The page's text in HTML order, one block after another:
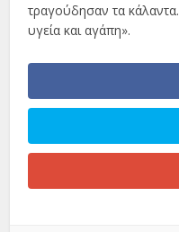
τραγούδησαν τα κάλαντα.
υγεία και αγάπη».